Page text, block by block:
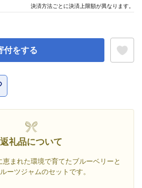
付をする
返礼品について
恵まれた環境で育てたブルーベリーと
ーツジャムのセットです。
決済方法ごとに決済上限額が異なります。